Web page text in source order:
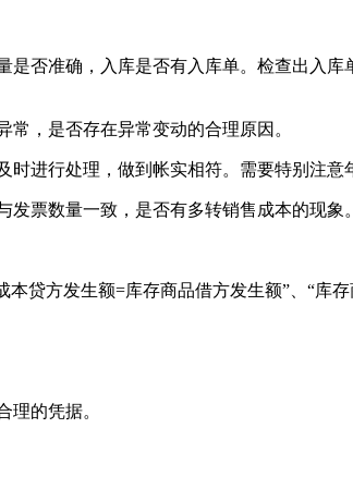
否准确，入库是否有入库单。检查出入
，是否存在异常变动的合理原因。
进行处理，做到帐实相符。需要特别注意
票数量一致，是否有多转销售成本的现象。
贷方发生额=库存商品借方发生额”、“库
理的凭据。